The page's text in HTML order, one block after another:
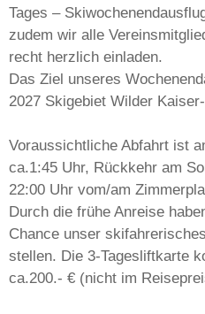
Tages –
zudem wir alle
recht herzlich einladen.
Das Ziel unseres
2027 Skigebiet Wilder
Voraussichtliche Abfahrt ist
ca.1:45 Uhr, Rückkehr am
22:00 Uhr vom/am
Durch die frühe Anreise
Chance unser
stellen. Die 3-Tagesliftkarte
ca.200.- € (nicht im